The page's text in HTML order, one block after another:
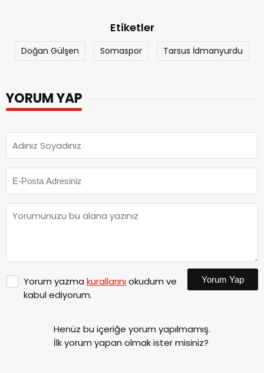
Etiketler
Doğan Gülşen Somaspor Tarsus İdmanyurdu
YORUM YAP
Yorum yazma kurallarınıokudum ve
kabul ediyorum.
Yorum Yap
Henüz bu içeriğe yorum yapılmamış.
İlk yorum yapan olmak ister misiniz?